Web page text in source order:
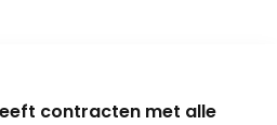
contracten met alle